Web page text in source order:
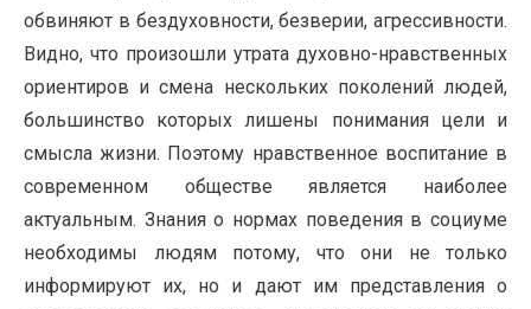
обвиняют в бездуховности, безверии, агрессивности.
Видно, что произошли утрата духовно-нравственных
ориентиров и смена нескольких поколений людей,
большинство которых лишены понимания цели и
смысла жизни. Поэтому нравственное воспитание в
современном обществе является наиболее
актуальным. Знания о нормах поведения в социуме
необходимы людям потому, что они не только
информируют их, но и дают им представления о